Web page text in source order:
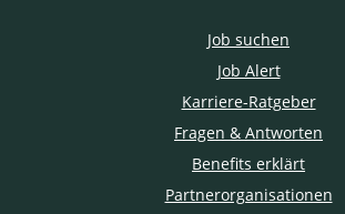
Job suchen
Job Alert
Karriere-Ratgeber
Fragen & Antworten
Benefits erklärt
Partnerorganisationen